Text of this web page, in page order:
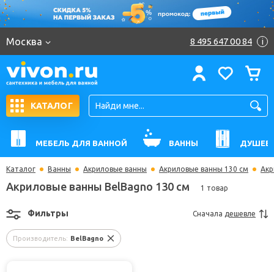
Москва 8 495 647 00 84 i
КАТАЛОГ
МЕБЕЛЬ ДЛЯ ВАННОЙ ВАННЫ
Каталог Ванны Акриловые ванны Акриловые ванны 130 см
Акриловые ванны BelBagno 130 см 1 товар
Производитель: BelBagno
Фильтры Сначала дешевле